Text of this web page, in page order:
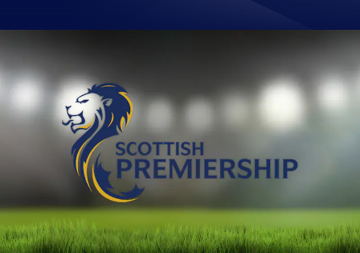
0 - 0